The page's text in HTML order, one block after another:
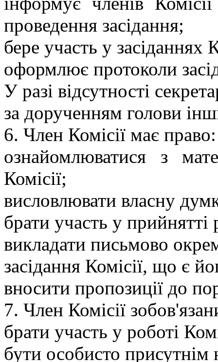
проведення засідання;
бере участь у засіданнях
оформлює протоколи
У разі відсутності
за дорученням голови
6. Член Комісії має право:
ознайомлюватися з
Комісії;
висловлювати власну
брати участь у
викладати письмово
засідання Комісії, що є
вносити пропозиції до
7. Член Комісії
брати участь у роботі
бути особисто присутнім